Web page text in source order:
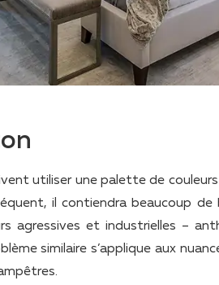
utiliser une palette de couleurs
il contiendra beaucoup
agressives et industrielles –
similaire s’applique aux